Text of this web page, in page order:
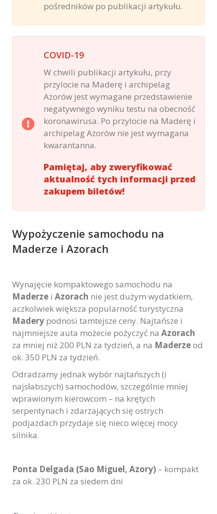
pośredników po publikacji artykułu.
COVID-19
W chwili publikacji artykułu, przy
przylocie na Maderę i archipelag
Azorów jest wymagane przedstawienie
negatywnego wyniku testu na obecność
koronawirusa. Po przylocie na Maderę i
archipelag Azorów nie jest wymagana
kwarantanna.
Pamiętaj, aby zweryfikować
aktualność tych informacji przed
zakupem biletów!
Wypożyczenie samochodu na
Maderze i Azorach
Wynajęcie kompaktowego samochodu na
Maderze i Azorach nie jest dużym wydatkiem,
aczkolwiek większa popularność turystyczna
Madery podnosi tamtejsze ceny. Najtańsze i
najmniejsze auta możecie pożyczyć na Azorach
za mniej niż 200 PLN za tydzień, a na Maderzeod
ok. 350 PLN za tydzień.
Odradzamy jednak wybór najtańszych (i
najsłabszych) samochodów, szczególnie mniej
wprawionym kierowcom – na krętych
serpentynach i zdarzających się ostrych
podjazdach przydaje się nieco więcej mocy
silnika.
Ponta Delgada (Sao Miguel, Azory) – kompakt
za ok. 230 PLN za siedem dni